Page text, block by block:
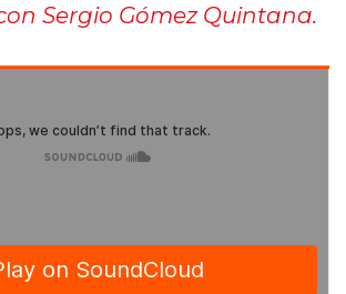
Sergio Gómez Quintana.